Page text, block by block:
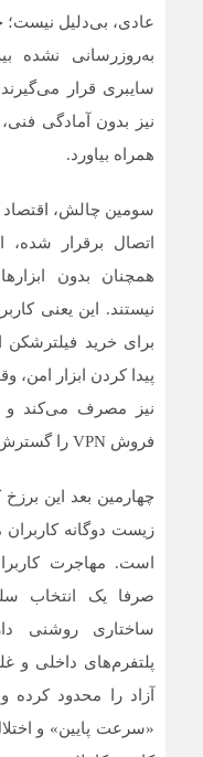
عادی، بی‌دلیل نیست؛
به‌روزرسانی
سایبری قرار
نیز بدون آمادگی
همراه بیاورد.
سومین چالش،
اتصال برقرار شده،
همچنان بدون
نیستند. این یعنی
برای خرید
پیدا کردن ابزار امن،
نیز مصرف می‌کند و
فروش VPN را گسترش می‌دهد.
چهارمین بعد این
زیست دوگانه
است. مهاجرت
صرفا یک انتخاب
ساختاری روشنی
پلتفرم‌های داخلی و
آزاد را محدود
«سرعت پایین» و